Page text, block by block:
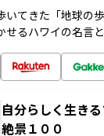
いてきた「地球の
せるハワイの名言
自分らしく生き
絶景１００